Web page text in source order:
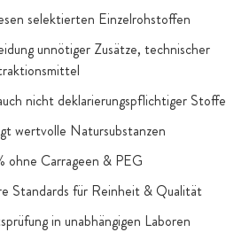
selektierten Einzelrohstoffen
unnötiger Zusätze, technischer
nicht deklarierungspflichtiger Stoffe
wertvolle Natursubstanzen
ohne Carrageen & PEG
Standards für Reinheit & Qualität
in unabhängigen Laboren